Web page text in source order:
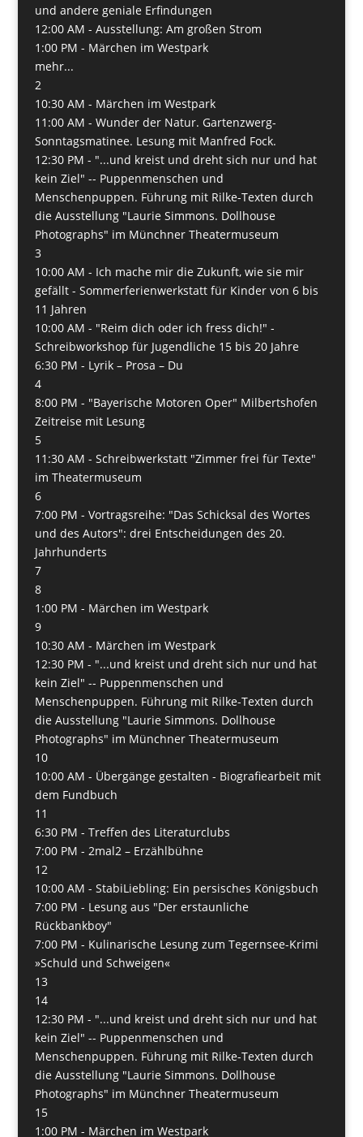
und andere geniale Erfindungen
12:00 AM - Ausstellung: Am großen Strom
1:00 PM - Märchen im Westpark
mehr...
2
10:30 AM - Märchen im Westpark
11:00 AM - Wunder der Natur. Gartenzwerg-
Sonntagsmatinee. Lesung mit Manfred Fock.
12:30 PM - "...und kreist und dreht sich nur und hat
kein Ziel" -- Puppenmenschen und
Menschenpuppen. Führung mit Rilke-Texten durch
die Ausstellung "Laurie Simmons. Dollhouse
Photographs" im Münchner Theatermuseum
3
10:00 AM - Ich mache mir die Zukunft, wie sie mir
gefällt - Sommerferienwerkstatt für Kinder von 6 bis
11 Jahren
10:00 AM - "Reim dich oder ich fress dich!" -
Schreibworkshop für Jugendliche 15 bis 20 Jahre
6:30 PM - Lyrik – Prosa – Du
4
8:00 PM - "Bayerische Motoren Oper" Milbertshofen
Zeitreise mit Lesung
5
11:30 AM - Schreibwerkstatt "Zimmer frei für Texte"
im Theatermuseum
6
7:00 PM - Vortragsreihe: "Das Schicksal des Wortes
und des Autors": drei Entscheidungen des 20.
Jahrhunderts
7
8
1:00 PM - Märchen im Westpark
9
10:30 AM - Märchen im Westpark
12:30 PM - "...und kreist und dreht sich nur und hat
kein Ziel" -- Puppenmenschen und
Menschenpuppen. Führung mit Rilke-Texten durch
die Ausstellung "Laurie Simmons. Dollhouse
Photographs" im Münchner Theatermuseum
10
10:00 AM - Übergänge gestalten - Biografiearbeit mit
dem Fundbuch
11
6:30 PM - Treffen des Literaturclubs
7:00 PM - 2mal2 – Erzählbühne
12
10:00 AM - StabiLiebling: Ein persisches Königsbuch
7:00 PM - Lesung aus "Der erstaunliche
Rückbankboy"
7:00 PM - Kulinarische Lesung zum Tegernsee-Krimi
»Schuld und Schweigen«
13
14
12:30 PM - "...und kreist und dreht sich nur und hat
kein Ziel" -- Puppenmenschen und
Menschenpuppen. Führung mit Rilke-Texten durch
die Ausstellung "Laurie Simmons. Dollhouse
Photographs" im Münchner Theatermuseum
15
1:00 PM - Märchen im Westpark